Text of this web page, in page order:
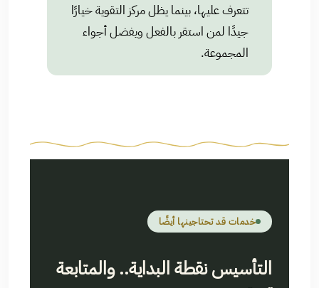
تتعرف عليها، بينما يظل مركز التقوية خيارًا
جيدًا لمن استقر بالفعل ويفضل أجواء
المجموعة.
خدمات قد تحتاجينها أيضًا
التأسيس نقطة البداية.. والمتابعة